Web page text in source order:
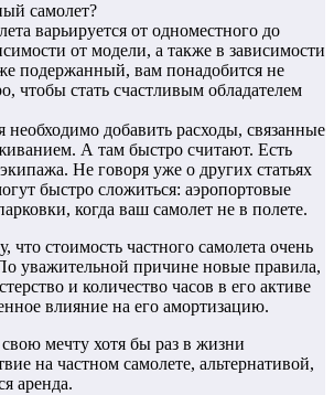
самолет?
варьируется от одноместного до
от модели, а также в зависимости
подержанный, вам понадобится не
чтобы стать счастливым обладателем
необходимо добавить расходы, связанные
А там быстро считают. Есть
Не говоря уже о других статьях
быстро сложиться: аэропортовые
когда ваш самолет не в полете.
что стоимость частного самолета очень
уважительной причине новые правила,
и количество часов в его активе
влияние на его амортизацию.
мечту хотя бы раз в жизни
на частном самолете, альтернативой,
аренда.